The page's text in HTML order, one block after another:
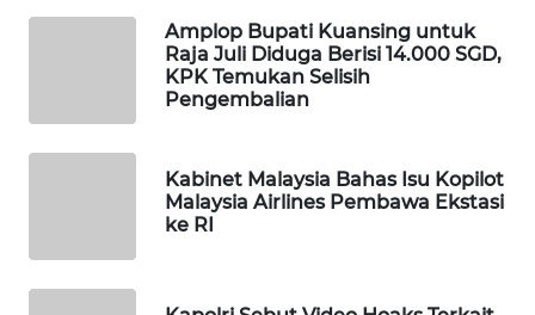
Amplop Bupati Kuansing untuk
Raja Juli Diduga Berisi 14.000 SGD,
KPK Temukan Selisih
Pengembalian
Kabinet Malaysia Bahas Isu Kopilot
Malaysia Airlines Pembawa Ekstasi
ke RI
SELEB